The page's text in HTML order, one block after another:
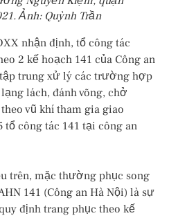
Ảnh: Quỳnh Trần
nhận định, tổ công tác
2 kế hoạch 141 của Công an
trung xử lý các trường hợp
lách, đánh võng, chở
vũ khí tham gia giao
tổ công tác 141 tại công an
trên, mặc thường phục song
141 (Công an Hà Nội) là sự
định trang phục theo kế